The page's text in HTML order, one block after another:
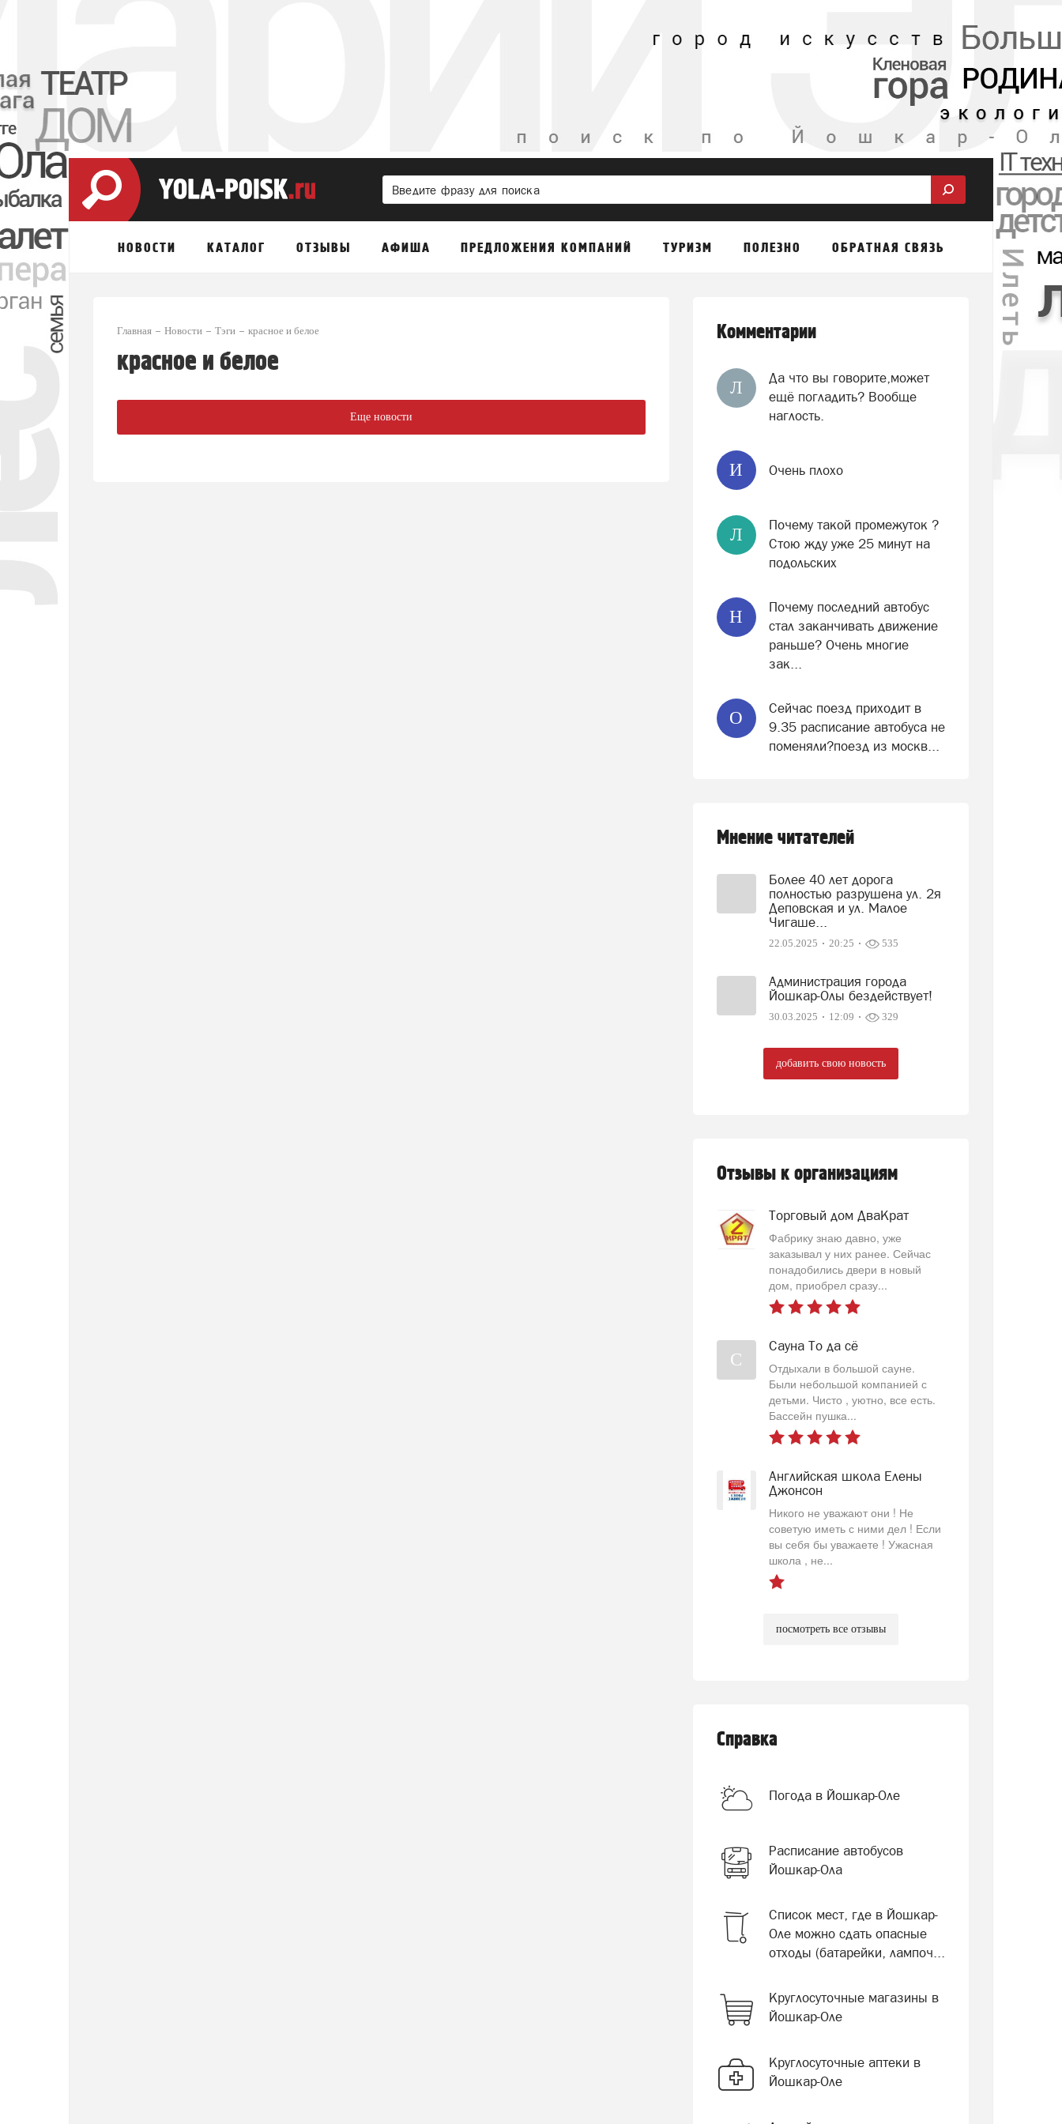
НОВОСТИ КАТАЛОГ ОТЗЫВЫ АФИША ПРЕДЛОЖЕНИЯ КОМПАНИЙ ТУРИЗМ ПОЛЕЗНО ОБРАТНАЯ СВЯЗЬ
Главная Новости Тэги красное и белое
красное и белое
Еще новости
Комментарии
Л
Да что вы говорите,может
ещё погладить? Вообще
наглость.
И Очень плохо
Л
Почему такой промежуток ?
Стою жду уже 25 минут на
подольских
Н
Почему последний автобус
стал заканчивать движение
раньше? Очень многие
зак...
О
Сейчас поезд приходит в
9.35 расписание автобуса не
поменяли?поезд из москв...
Мнение читателей
Более 40 лет дорога
полностью разрушена ул. 2я
Деповская и ул. Малое
Чигаше...
22.05.2025 20:25 535
Администрация города
Йошкар-Олы бездействует!
30.03.2025 12:09 329
добавить свою новость
Отзывы к организациям
Торговый дом ДваКрат
Фабрику знаю давно, уже
заказывал у них ранее. Сейчас
понадобились двери в новый
дом, приобрел сразу...
С
Сауна То да сё
Отдыхали в большой сауне.
Были небольшой компанией с
детьми. Чисто , уютно, все есть.
Бассейн пушка...
Английская школа Елены
Джонсон
Никого не уважают они ! Не
советую иметь с ними дел ! Если
вы себя бы уважаете ! Ужасная
школа , не...
посмотреть все отзывы
Справка
Погода в Йошкар-Оле
Расписание автобусов
Йошкар-Ола
Список мест, где в Йошкар-
Оле можно сдать опасные
отходы (батарейки, лампоч...
Круглосуточные магазины в
Йошкар-Оле
Круглосуточные аптеки в
Йошкар-Оле